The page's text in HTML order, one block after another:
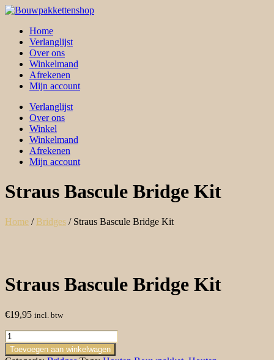
Skip
contentHome
Verlanglijst
Over ons
Winkelmand
Afrekenen
Mijn account
Verlanglijst
Over ons
Winkel
Winkelmand
Afrekenen
Mijn account
Straus Bascule Bridge Kit
Home / Bridges / Straus Bascule Bridge Kit
Straus Bascule Bridge Kit
€19,95 incl. btw
Straus
Bascule
Bridge
Toevoegen aan winkelwagen